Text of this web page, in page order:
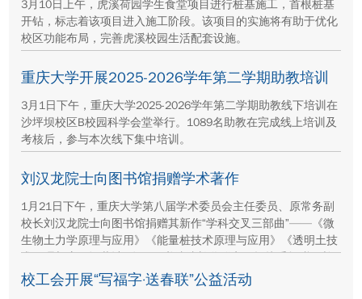
3月10日上午，虎溪荷园学生食堂项目进行桩基施工，首根桩基
开钻，标志着该项目进入施工阶段。该项目的实施将有助于优化
校区功能布局，完善虎溪校园生活配套设施。
重庆大学开展2025-2026学年第二学期助教培训
3月1日下午，重庆大学2025-2026学年第二学期助教线下培训在
沙坪坝校区B校园科学会堂举行。1089名助教在完成线上培训及
考核后，参与本次线下集中培训。
刘汉龙院士向图书馆捐赠学术著作
1月21日下午，重庆大学第八届学术委员会主任委员、原常务副
校长刘汉龙院士向图书馆捐赠其新作“学科交叉三部曲”——《微
生物土力学原理与应用》《能量桩技术原理与应用》《透明土技
术原理与应用》共计2套，图书馆馆长魏群义现场接受捐赠，并
向刘汉龙院士回赠收藏证书。
校工会开展“写福字·送春联”公益活动